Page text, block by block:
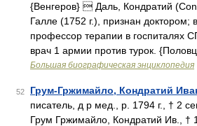
{Венгеров}  Даль, Кондратий
Галле (1752 г.), признан доктором; в
профессор терапии в госпиталях
врач 1 армии против турок.
Большая биографическая энциклопедия
52 Грум-Гржимайло, Кондратий
писатель, д р мед., р. 1794 г., † 2
Грум Гржимайло, Кондратий Ив., †